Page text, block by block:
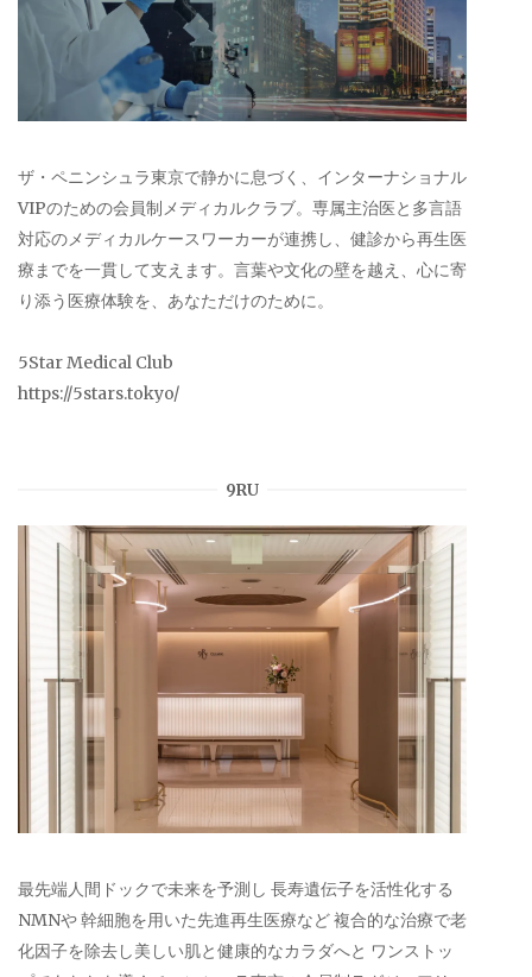
ザ・ペニンシュラ東京で静かに息づく、インターナショナル
VIPのための会員制メディカルクラブ。専属主治医と多言語
対応のメディカルケースワーカーが連携し、健診から再生医
療までを一貫して支えます。言葉や文化の壁を越え、心に寄
り添う医療体験を、あなただけのために。
5Star Medical Club
https://5stars.tokyo/
9RU
最先端人間ドックで未来を予測し 長寿遺伝子を活性化する
NMNや 幹細胞を用いた先進再生医療など 複合的な治療で老
化因子を除去し美しい肌と健康的なカラダへと ワンストッ